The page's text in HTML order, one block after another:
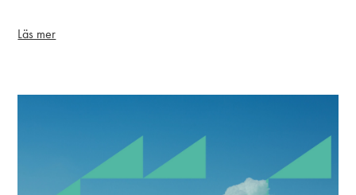
Läs mer